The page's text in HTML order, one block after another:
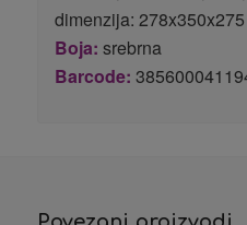
dimenzija:
Boja: srebrna
Barcode: